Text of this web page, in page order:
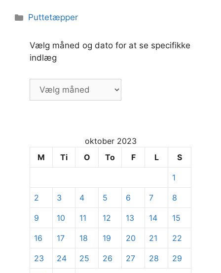
Kategorier
Puttetæpper
Vælg måned og dato for at se specifikke
indlæg
Vælg
måned
specifikke
oktober 2023
M
Ti O To F L S
1
2 3 4 5 6 7 8
9 10 11 12 13 14 15
16 17 18 19 20 21 22
23 24 25 26 27 28 29